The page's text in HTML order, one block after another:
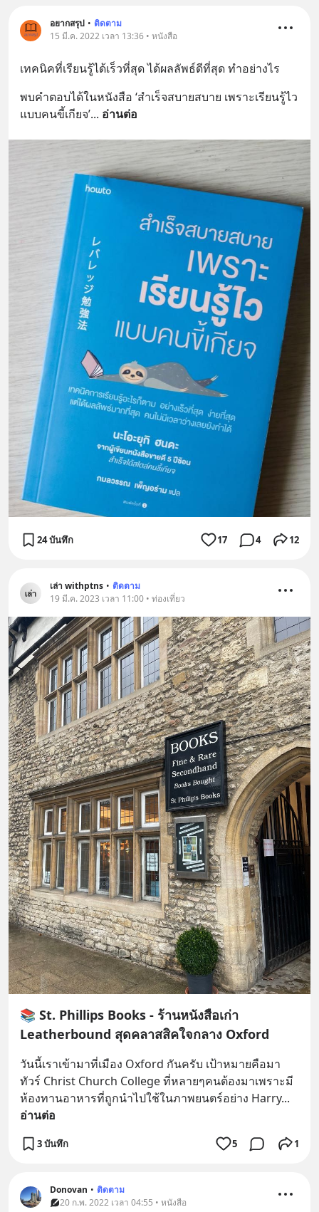
อยากสรุป • ติดตาม
15 มี.ค. 2022 เวลา 13:36 • หนังสือ
เทคนิคที่เรียนรู้ได้เร็วที่สุด ได้ผลลัพธ์ดีที่สุด ทำอย่างไร
พบคำตอบได้ในหนังสือ ‘สำเร็จสบายสบาย เพราะเรียนรู้ไว
แบบคนขี้เกียจ’... อ่านต่อ
24 บันทึก 17 4 12
เล่า withptns • ติดตาม
19 มี.ค. 2023 เวลา 11:00 • ท่องเที่ยว
📚 St. Phillips Books - ร้านหนังสือเก่า
Leatherbound สุดคลาสสิคใจกลาง Oxford
วันนี้เราเข้ามาที่เมือง Oxford กันครับ เป้าหมายคือมา
ทัวร์ Christ Church College ที่หลายๆคนต้องมาเพราะมี
ห้องทานอาหารที่ถูกนำไปใช้ในภาพยนตร์อย่าง Harry
อ่านต่อ
3 บันทึก 5 1
Donovan • ติดตาม
20 ก.พ. 2022 เวลา 04:55 • หนังสือ